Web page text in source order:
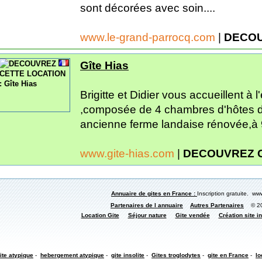
sont décorées avec soin....
www.le-grand-parrocq.com |
Gîte Hias
Brigitte et Didier vous accueillent à
,composée de 4 chambres d'hôtes
ancienne ferme landaise rénovée,à
www.gite-hias.com | DECOUVREZ
Annuaire de gites en France : Inscription gratuite.
Partenaires de l annuaire
Autres Partenaires ©
Location Gite
Séjour nature Gite vendée Création site
atypique - hebergement atypique - gite insolite - Gites troglodytes - gite en France -